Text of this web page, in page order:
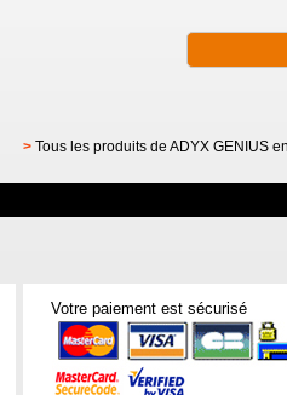
> Tous les produits de ADYX GENIUS
Votre paiement est sécurisé